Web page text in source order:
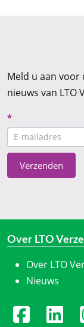
Meld u aan
nieuws van LTO
Nieuwsbrief
CTA
*
Verzenden
Over LTO
Over LTO
Nieuws